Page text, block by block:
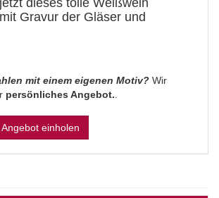
dieses tolle Weißwein
Gravur der Gläser und
mit einem eigenen Motiv? Wir
persönliches Angebot.
einholen